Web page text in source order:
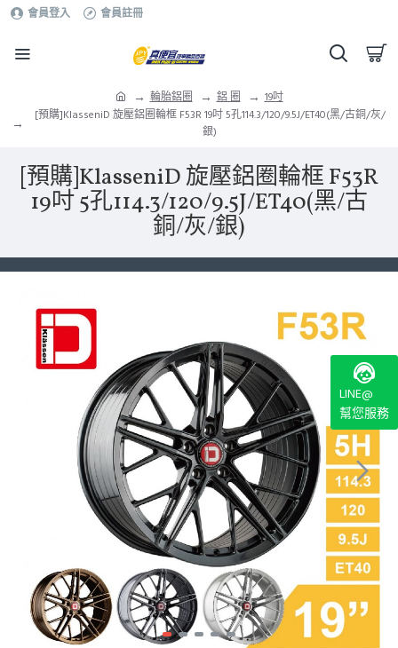
會員登入 會員註冊
輪胎鋁圈 鋁 圈
19吋
[預購]KlasseniD 旋壓鋁圈輪框 F53R 19吋 5孔114.3/120/9.5J/ET40(黑/古銅/灰/
銀)
[預購]KlasseniD 旋壓鋁圈輪框 F53R
19吋 5孔114.3/120/9.5J/ET40(黑/古
銅/灰/銀)
LINE@
幫您服務